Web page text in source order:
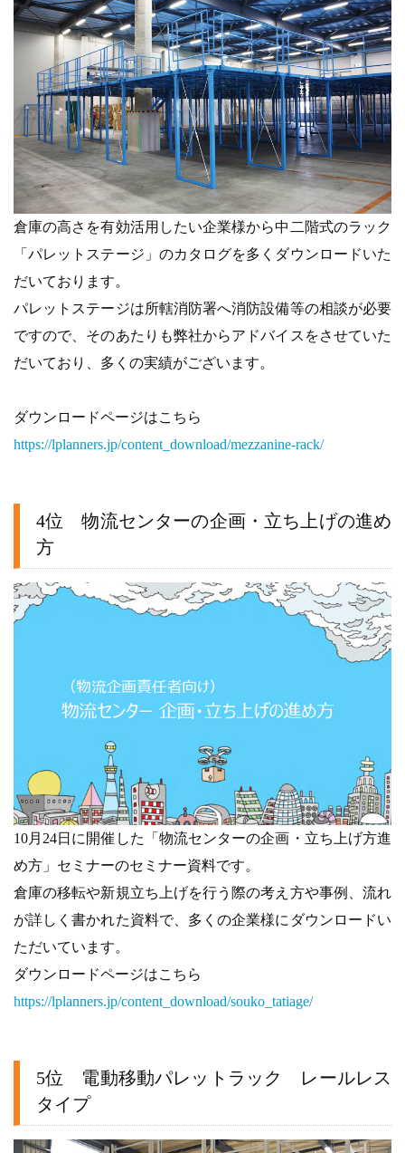
倉庫の高さを有効活用したい企業様から中二階式のラック
「パレットステージ」のカタログを多くダウンロードいた
だいております。
パレットステージは所轄消防署へ消防設備等の相談が必要
ですので、そのあたりも弊社からアドバイスをさせていた
だいており、多くの実績がございます。
ダウンロードページはこちら
https://lplanners.jp/content_download/mezzanine-rack/
4位 物流センターの企画・立ち上げの進め
方
10月24日に開催した「物流センターの企画・立ち上げ方進
め方」セミナーのセミナー資料です。
倉庫の移転や新規立ち上げを行う際の考え方や事例、流れ
が詳しく書かれた資料で、多くの企業様にダウンロードい
ただいています。
ダウンロードページはこちら
https://lplanners.jp/content_download/souko_tatiage/
5位 電動移動パレットラック レールレス
タイプ